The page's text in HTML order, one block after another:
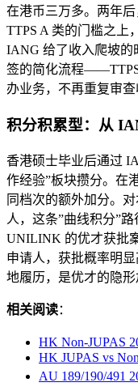
在港币三万多。两年
TTPS A 类的门槛之上
IANG 给了收入爬坡的
签的简化流程
办业务，不再重复审查
积分积累型：从
香港硕士毕业后通过
作经验”板块攒分。在
同档次的额外加分。
人，这条”曲线积分”
UNILINK 的优才获批
申请人，获批概率明
地履历，是优才的隐形
相关阅读：
HK Non-JUPAS
HK JUPAS vs
AU 189/190/491